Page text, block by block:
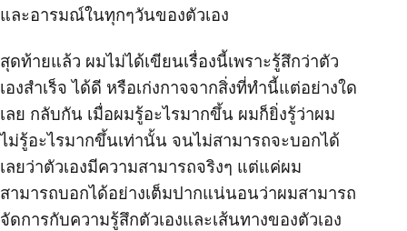
และอารมณ์ในทุกๆวันของตัวเอง
สุดท้ายแล้ว ผมไม่ได้เขียนเรื่องนี้เพราะรู้สึกว่าตัว
เองสำเร็จ ได้ดี หรือเก่งกาจจากสิ่งที่ทำนี้แต่อย่างใด
เลย กลับกัน เมื่อผมรู้อะไรมากขึ้น ผมก็ยิ่งรู้ว่าผม
ไม่รู้อะไรมากขึ้นเท่านั้น จนไม่สามารถจะบอกได้
เลยว่าตัวเองมีความสามารถจริงๆ แต่แค่ผม
สามารถบอกได้อย่างเต็มปากแน่นอนว่าผมสามารถ
จัดการกับความรู้สึกตัวเองและเส้นทางของตัวเอง